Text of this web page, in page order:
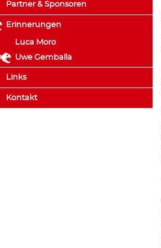
Partner & Sponsoren
Erinnerungen
Luca Moro
Uwe Gemballa
Links
Kontakt